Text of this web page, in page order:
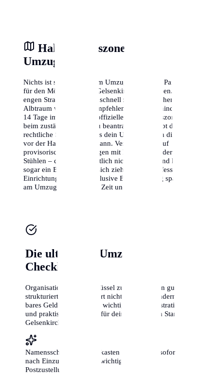
Halteverbotszone am
Umzugstag
Nichts ist stressiger als am Umzugstag keinen Parkplatz
für den Möbelwagen in Gelsenkirchen zu finden. In
engen Straßen kann dies schnell zum logistischen
Albtraum werden. Wir empfehlen dringend, mindestens
14 Tage im Voraus eine offizielle Halteverbotszone
beim zuständigen Amt zu beantragen. Dies gibt dir die
rechtliche Sicherheit, dass dein Umzugswagen direkt
vor der Haustür parken kann. Vertraue nicht auf
provisorische Absperrungen mit Flatterband oder
Stühlen – diese sind rechtlich nicht bindend und können
sogar ein Bußgeld nach sich ziehen. Eine professionelle
Einrichtung der Zone inklusive Beschilderung spart dir
am Umzugstag wertvolle Zeit und Nerven.
Die ultimative Umzugs-
Checkliste
Organisation ist der Schlüssel zum Erfolg. Ein gut
strukturierter Umzug spart nicht nur Zeit, sondern auch
bares Geld. Hier sind die wichtigsten administrativen
und praktischen Schritte für deinen perfekten Start in
Gelsenkirchen:
Namensschilder an Briefkasten und Klingel sofort
nach Einzug anbringen (wichtig für die
Postzustellung!)